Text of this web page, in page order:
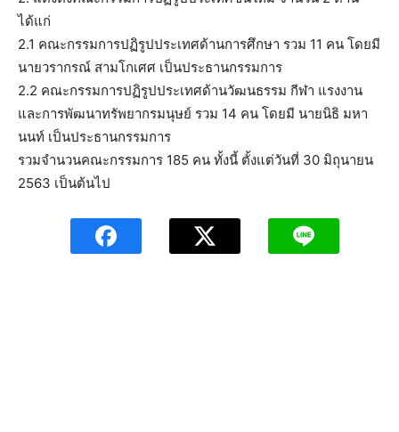
ได้แก่
2.1 คณะกรรมการปฏิรูปประเทศด้านการศึกษา รวม 11 คน โดยมี
นายวรากรณ์ สามโกเศศ เป็นประธานกรรมการ
2.2 คณะกรรมการปฏิรูปประเทศด้านวัฒนธรรม กีฬา แรงงาน
และการพัฒนาทรัพยากรมนุษย์ รวม 14 คน โดยมี นายนิธิ มหา
นนท์ เป็นประธานกรรมการ
รวมจำนวนคณะกรรมการ 185 คน ทั้งนี้ ตั้งแต่วันที่ 30 มิถุนายน
2563 เป็นต้นไป